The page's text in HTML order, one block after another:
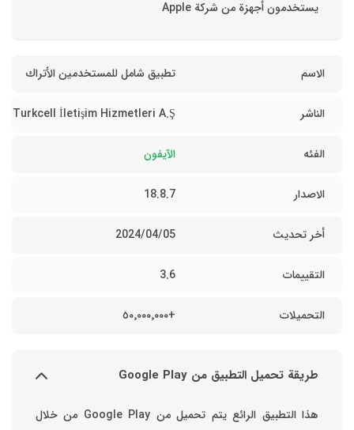
يستخدمون أجهزة من شركة Apple
الاسم تطبيق شامل للمستخدمين الأتراك
الناشر Turkcell İletişim Hizmetleri A.Ş
الفئه الآيفون
الاصدار 18.8.7
أخر تحديث 05‏/04‏/2024
التقييمات 3.6
التحميلات +٥٠٬٠٠٠٬٠٠٠
طريقة تحميل التطبيق من Google Play
هذا التطبيق الرائع يتم تحميل من Google Play من خلال